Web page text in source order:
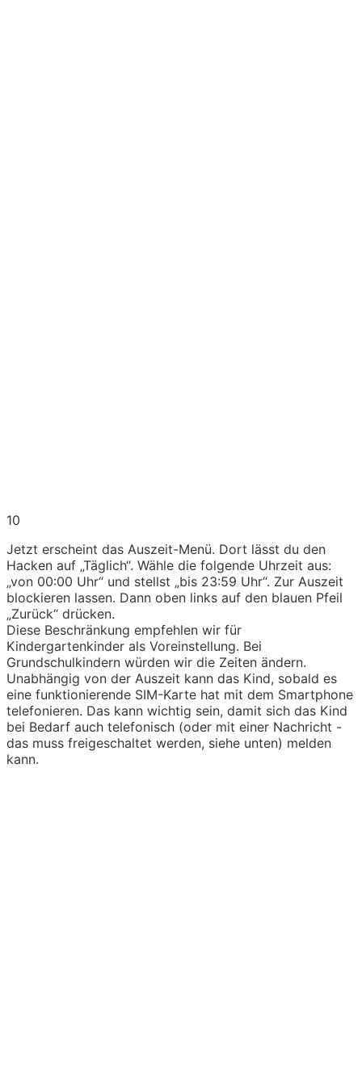
10
Jetzt erscheint das Auszeit-Menü. Dort lässt du den
Hacken auf „Täglich“. Wähle die folgende Uhrzeit aus:
„von 00:00 Uhr“ und stellst „bis 23:59 Uhr“. Zur Auszeit
blockieren lassen. Dann oben links auf den blauen Pfeil
„Zurück“ drücken.
Diese Beschränkung empfehlen wir für
Kindergartenkinder als Voreinstellung. Bei
Grundschulkindern würden wir die Zeiten ändern.
Unabhängig von der Auszeit kann das Kind, sobald es
eine funktionierende SIM-Karte hat mit dem Smartphone
telefonieren. Das kann wichtig sein, damit sich das Kind
bei Bedarf auch telefonisch (oder mit einer Nachricht -
das muss freigeschaltet werden, siehe unten) melden
kann.